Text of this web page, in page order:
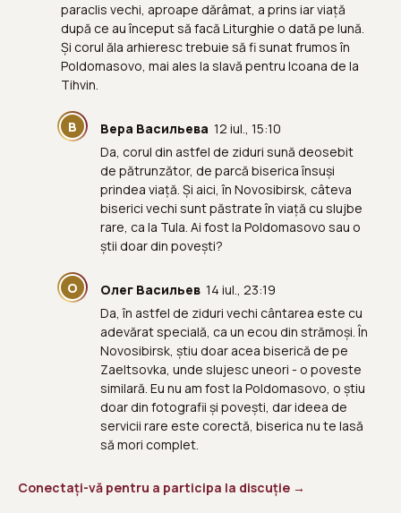
paraclis vechi, aproape dărâmat, a prins iar viață
după ce au început să facă Liturghie o dată pe lună.
Și corul ăla arhieresc trebuie să fi sunat frumos în
Poldomasovo, mai ales la slavă pentru Icoana de la
Tihvin.
В Вера Васильева 12 iul., 15:10
Da, corul din astfel de ziduri sună deosebit
de pătrunzător, de parcă biserica însuși
prindea viață. Și aici, în Novosibirsk, câteva
biserici vechi sunt păstrate în viață cu slujbe
rare, ca la Tula. Ai fost la Poldomasovo sau o
știi doar din povești?
О Олег Васильев 14 iul., 23:19
Da, în astfel de ziduri vechi cântarea este cu
adevărat specială, ca un ecou din strămoși. În
Novosibirsk, știu doar acea biserică de pe
Zaeltsovka, unde slujesc uneori - o poveste
similară. Eu nu am fost la Poldomasovo, o știu
doar din fotografii și povești, dar ideea de
servicii rare este corectă, biserica nu te lasă
să mori complet.
Conectați-vă pentru a participa la discuție →